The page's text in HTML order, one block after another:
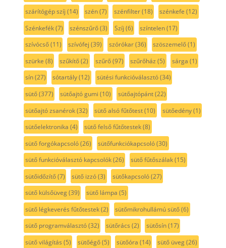
szárítógép szíj (14) szén(7) szénfilter(18) szénkefe (12)
Szénkefék(7) szénszűrő(3) Szíj (6) színtelen(17)
szívócső(11) szívófej (39) szórókar(36) szöszemelő(1)
szürke (8) szűkítő(2) szűrő(97) szűrőház (5) sárga (1)
sín(27) sótartály(12) sütési funkcióválasztó(34)
sütő(377) sütőajtó gumi (10) sütőajtópánt(22)
sütőajtó zsanérok(32) sütő alsó fűtőtest(10) sütőedény(1)
sütőelektronika (4) sütő felső fűtőtestek(8)
sütő forgókapcsoló(26) sütőfunkciókapcsoló(30)
sütő funkcióválasztó kapcsolók(26) sütő fűtőszálak(15)
sütőidőzítő(7) sütő izzó(3) sütőkapcsoló(27)
sütő külsőüveg(39) sütő lámpa (5)
sütő légkeverés fűtőtestek(2) sütőmikrohullámú sütő(6)
sütő programválasztó(32) sütőrács (2) sütősín(17)
sütő világítás (5) sütőégő(5) sütőóra (14) sütő üveg(26)